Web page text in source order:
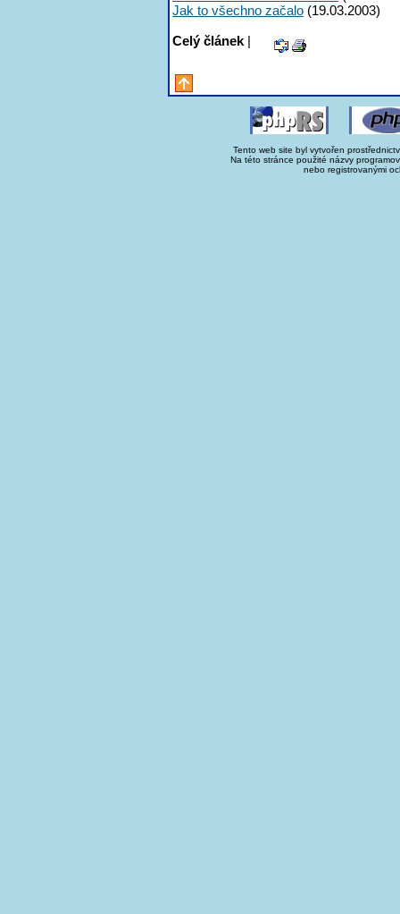
Jak to všechno začalo (19.03.2003)
Celý článek |
Tento web site byl vytvořen
Na této stránce použité názvy
nebo registrovanými